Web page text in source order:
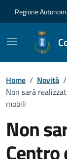
Regione
Home / Novità /
Non sarà
mobili
Non
Centro